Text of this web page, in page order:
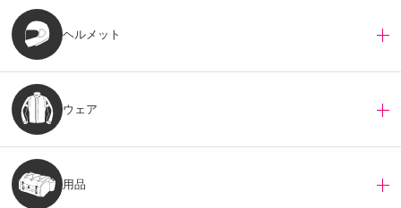
ヘルメット
ウェア
用品